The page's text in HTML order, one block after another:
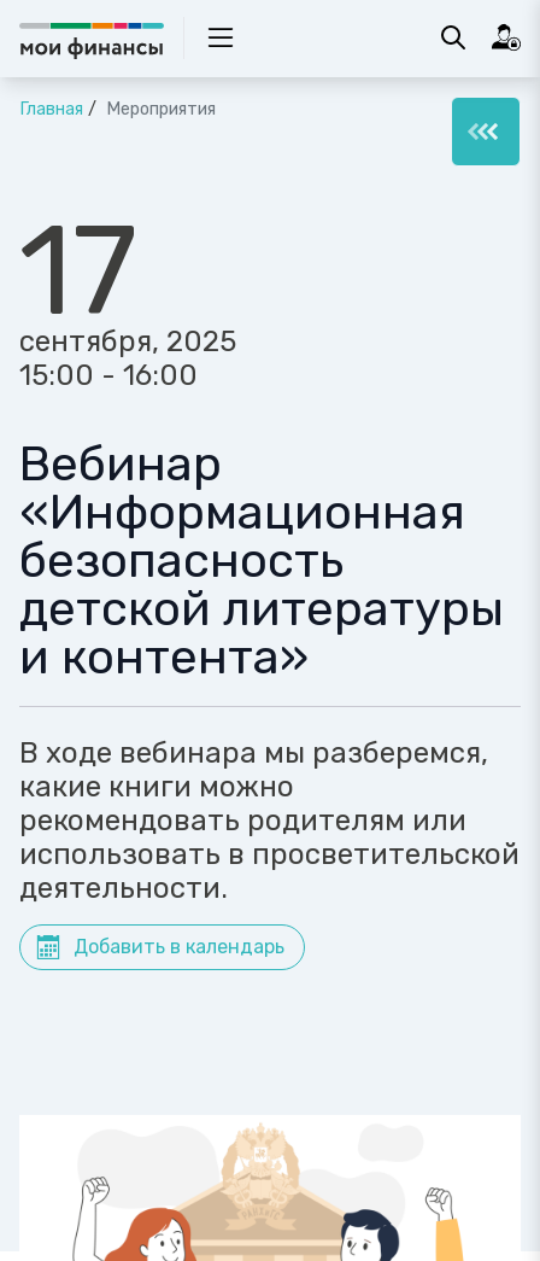
Главная Мероприятия
17
сентября, 2025
15:00 - 16:00
Вебинар
«Информационная
безопасность
детской литературы
и контента»
В ходе вебинара мы разберемся,
какие книги можно
рекомендовать родителям или
использовать в просветительской
деятельности.
Добавить в календарь